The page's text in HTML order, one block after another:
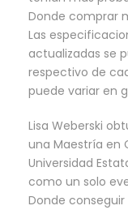
Donde comprar
Las
actualizadas se
respectivo de
puede variar en
Lisa Weberski
una Maestría en
Universidad
como un solo
Donde